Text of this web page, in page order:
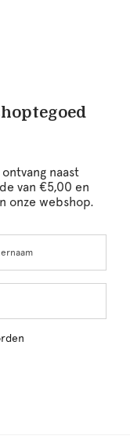
naast
van €5,00 en
onze webshop.